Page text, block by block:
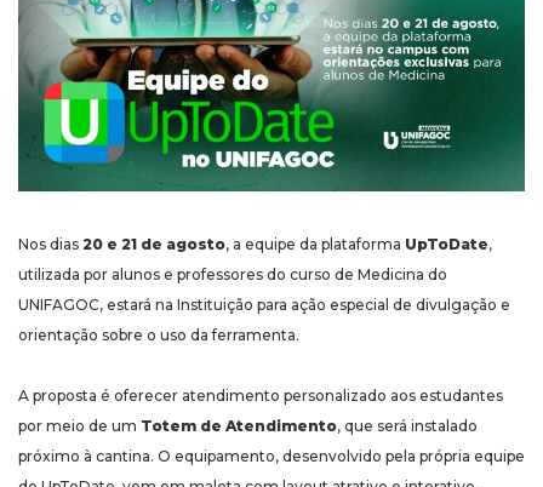
Nos dias 20 e 21 de agosto, a equipe da plataforma UpToDate,
utilizada por alunos e professores do curso de Medicina do
UNIFAGOC, estará na Instituição para ação especial de divulgação e
orientação sobre o uso da ferramenta.
A proposta é oferecer atendimento personalizado aos estudantes
por meio de um Totem de Atendimento, que será instalado
próximo à cantina. O equipamento, desenvolvido pela própria equipe